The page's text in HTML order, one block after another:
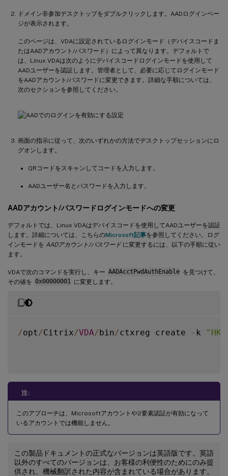
ドメイン非参加デスクトップをダブルクリックします。AADログインペー
ジが表示されます。
このページは、VDAに設定されているログインモード（デバイスコードま
たはAADアカウント/パスワード）によって異なります。デフォルトで
は、Linux VDAは次のようにデバイスコードログインモードを使用して
AADユーザーを認証します。管理者として、必要に応じてログインモード
をAADアカウント/パスワードに変更できます。詳細な手順については、
次のセクションを参照してください。
画面の指示に従って、次のいずれかの方法でデスクトップセッションにロ
グオンします。
QRコードをスキャンしてコードを入力します。
AADユーザー名とパスワードを入力します。
AADアカウント/パスワードログインモードへの変更
デフォルトでは、Linux VDAはデバイスコードを使用してAADユーザーを認証
します。詳細については、こちらのMicrosoft記事を参照してください。ログ
インモードを AADアカウント/パスワード に変更するには、以下の手順に従い
ます。
VDAで次のコマンドを実行し、キー AADAcctPwdAuthEnable を見つけて、
その値を 0x00000001 に変更します。
/opt /Citrix/VDA/bin/ctxreg create - k
注:
このアプローチは、Microsoftアカウントや2要素認証が有効になって
いるアカウントでは機能しません。
この製品ドキュメントの正式なバージョンは英語版です。英語
以外のすべてのバージョンは、お客様の利便性のためにのみ提
供され、機械翻訳された内容が含まれている場合があります。